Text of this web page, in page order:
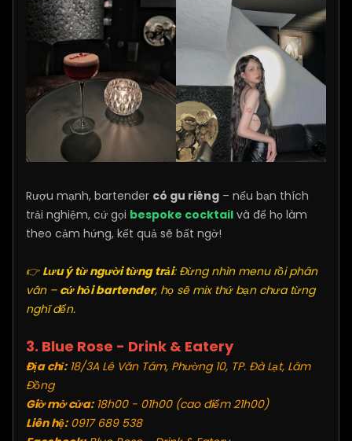
Rượu mạnh, bartender có gu riêng – nếu bạn thích
trải nghiệm, cứ gọi bespoke cocktail và để họ làm
theo cảm hứng, kết quả sẽ bất ngờ!
👉 Lưu ý từ người từng trải: Đừng nhìn menu rồi phân
vân – cứ hỏi bartender, họ sẽ mix thứ bạn chưa từng
nghĩ đến.
3. Blue Rose - Drink & Eatery
Địa chỉ:18/3A Lê Văn Tám, Phường 10, TP. Đà Lạt, Lâm
Đồng
Giờ mở cửa:18h00 - 01h00 (cao điểm 21h00)
Liên hệ:0917 689 538